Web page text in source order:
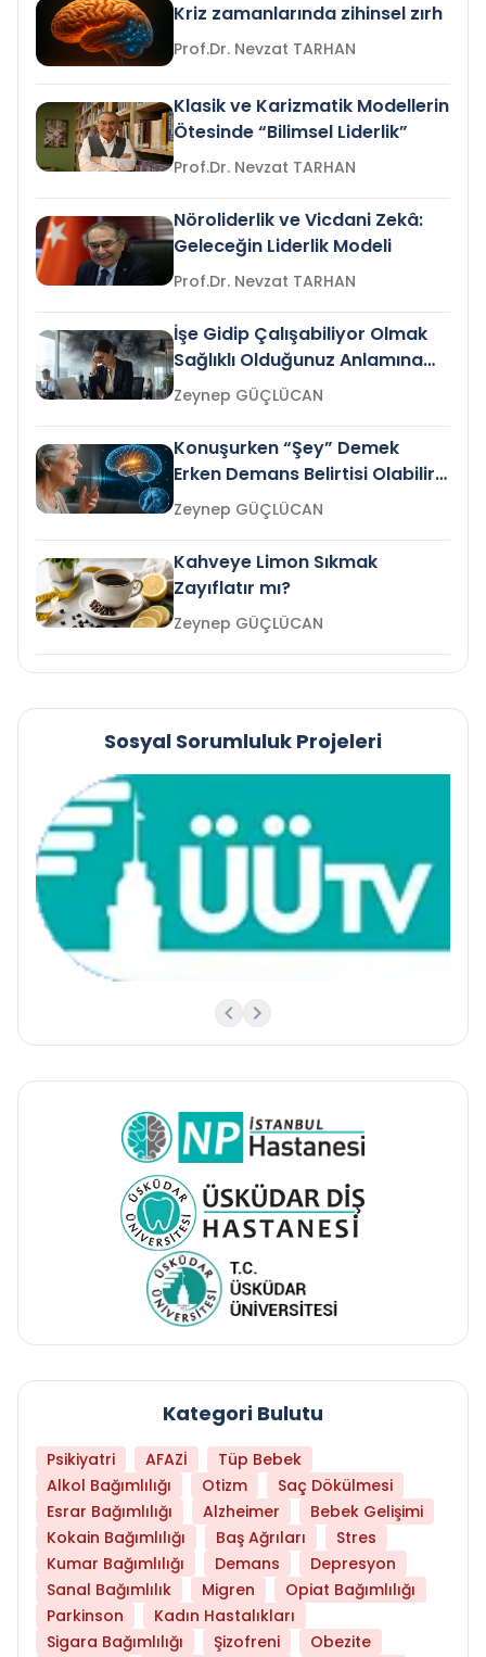
Kriz zamanlarında zihinsel zırh
Prof.Dr. Nevzat TARHAN
Klasik ve Karizmatik Modellerin
Ötesinde “Bilimsel Liderlik”
Prof.Dr. Nevzat TARHAN
Nöroliderlik ve Vicdani Zekâ:
Geleceğin Liderlik Modeli
Prof.Dr. Nevzat TARHAN
İşe Gidip Çalışabiliyor Olmak
Sağlıklı Olduğunuz Anlamına
Gelir mi?Zeynep GÜÇLÜCAN
Konuşurken “Şey” Demek
Erken Demans Belirtisi Olabilir
mi?
Zeynep GÜÇLÜCAN
Kahveye Limon Sıkmak
Zayıflatır mı?
Zeynep GÜÇLÜCAN
Sosyal Sorumluluk Projeleri
Kategori Bulutu
Psikiyatri AFAZİ
Tüp Bebek
Alkol Bağımlılığı
Otizm
Saç Dökülmesi
Esrar Bağımlılığı
Alzheimer
Bebek Gelişimi
Kokain Bağımlılığı
Baş Ağrıları
Stres
Kumar Bağımlılığı
Demans
Depresyon
Sanal Bağımlılık
Migren
Opiat Bağımlılığı
Parkinson
Kadın Hastalıkları
Sigara Bağımlılığı
Şizofreni
Obezite